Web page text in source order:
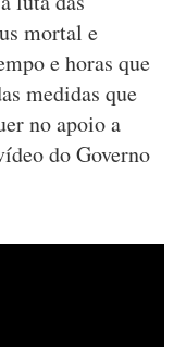
mortal e
e horas que
medidas que
no apoio a
do Governo